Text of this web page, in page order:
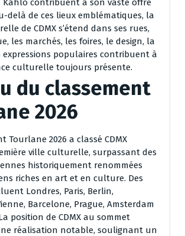
Kahlo contribuent à son vaste offre
delà de ces lieux emblématiques, la
de CDMX s’étend dans ses rues,
les marchés, les foires, le design, la
expressions populaires contribuent à
culturelle toujours présente.
du classement
2026
Tourlane 2026 a classé CDMX
ville culturelle, surpassant des
historiquement renommées
riches en art et en culture. Des
Londres, Paris, Berlin,
Barcelone, Prague, Amsterdam
position de CDMX au sommet
réalisation notable, soulignant un